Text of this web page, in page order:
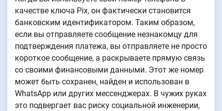
качестве ключа Pix, он фактически становится
банковским идентификатором. Таким образом,
если вы отправляете сообщение незнакомцу для
подтверждения платежа, вы отправляете не просто
короткое сообщение, а раскрываете прямую связь
со своими финансовыми данными. Этот же номер
может быть сохранен, найден и использован в
WhatsApp или других мессенджерах. В чужих руках
это подвергает вас риску социальной инженерии,